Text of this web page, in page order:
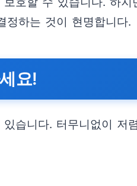
정하는 것이 현명합니다.
요!
습니다. 터무니없이 저